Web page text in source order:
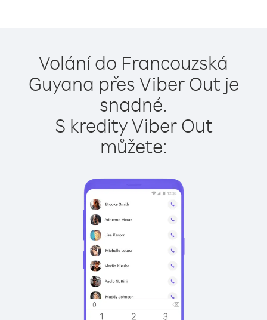
Volání do Francouzská
Guyana přes Viber Out je
snadné.
S kredity Viber Out
můžete: